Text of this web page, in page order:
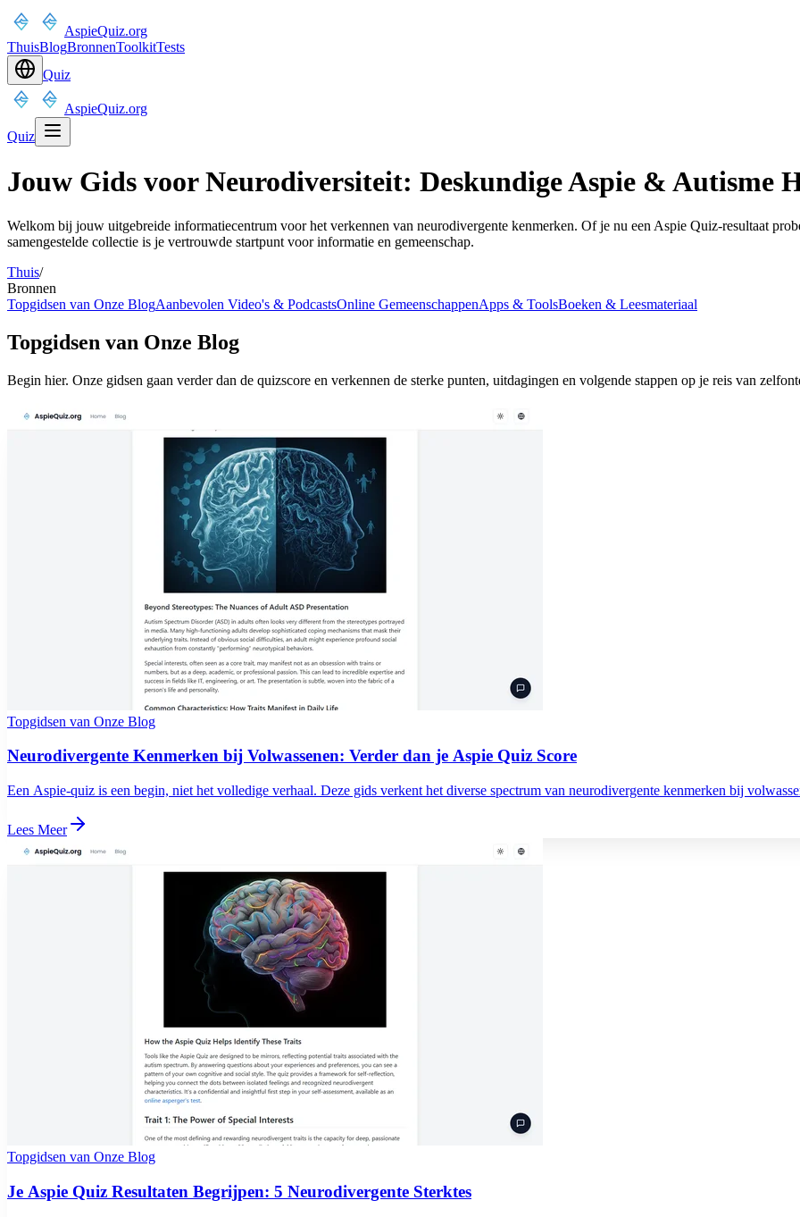
AspieQuiz.org
ThuisBlogBronnenToolkitTests
Quiz
AspieQuiz.org
Quiz
Jouw Gids voor Neurodiversiteit: Deskundige Aspie & Autisme
Welkom bij jouw uitgebreide informatiecentrum voor het verkennen van neurodivergente kenmerken. Of je nu een Aspie Quiz-resultaat
samengestelde collectie is je vertrouwde startpunt voor informatie en gemeenschap.
Thuis/
Bronnen
Topgidsen van Onze BlogAanbevolen Video's & PodcastsOnline GemeenschappenApps & ToolsBoeken & Leesmateriaal
Topgidsen van Onze Blog
Begin hier. Onze gidsen gaan verder dan de quizscore en verkennen de sterke punten, uitdagingen en volgende stappen op je reis van
Topgidsen van Onze Blog
Neurodivergente Kenmerken bij Volwassenen: Verder dan je Aspie Quiz Score
Een Aspie-quiz is een begin, niet het volledige verhaal. Deze gids verkent het diverse spectrum van neurodivergente kenmerken bij
Lees Meer
Topgidsen van Onze Blog
Je Aspie Quiz Resultaten Begrijpen: 5 Neurodivergente Sterktes